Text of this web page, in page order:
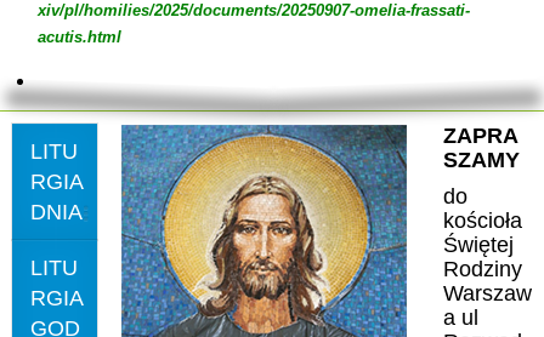
xiv/pl/homilies/2025/documents/20250907-omelia-frassati-
acutis.html
LITU
RGIA
DNIA
LITU
RGIA
GOD
ZAPRA
SZAMY
do
kościoła
Świętej
Rodziny
Warszaw
a ul